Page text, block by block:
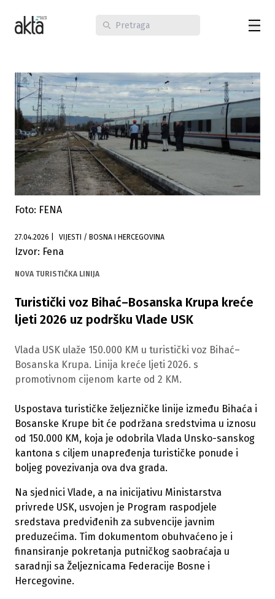
Foto: FENA
27.04.2026 VIJESTI / BOSNA I HERCEGOVINA
Izvor: Fena
NOVA TURISTIČKA LINIJA
Turistički voz Bihać–Bosanska Krupa kreće
ljeti 2026 uz podršku Vlade USK
Vlada USK ulaže 150.000 KM u turistički voz Bihać–
Bosanska Krupa. Linija kreće ljeti 2026. s
promotivnom cijenom karte od 2 KM.
Uspostava turističke željezničke linije između Bihaća i
Bosanske Krupe bit će podržana sredstvima u iznosu
od 150.000 KM, koja je odobrila Vlada Unsko-sanskog
kantona s ciljem unapređenja turističke ponude i
boljeg povezivanja ova dva grada.
Na sjednici Vlade, a na inicijativu Ministarstva
privrede USK, usvojen je Program raspodjele
sredstava predviđenih za subvencije javnim
preduzećima. Tim dokumentom obuhvaćeno je i
finansiranje pokretanja putničkog saobraćaja u
saradnji sa Željeznicama Federacije Bosne i
Hercegovine.